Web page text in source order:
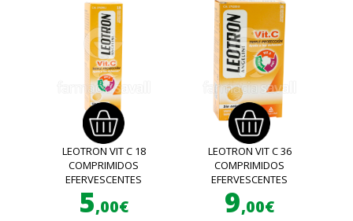
LEOTRON VIT C 18
COMPRIMIDOS
EFERVESCENTES
5,00€
LEOTRON VIT C 36
COMPRIMIDOS
EFERVESCENTES
9,00€